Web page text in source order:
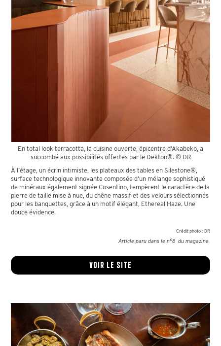
En total look terracotta, la cuisine ouverte, épicentre d’Akabeko, a
succombé aux possibilités offertes par le Dekton®. © DR
À l’étage, un écrin intimiste, les plateaux des tables en Silestone®,
surface technologique innovante composée d’un mélange sophistiqué
de minéraux également signée Cosentino, tempèrent le caractère de la
pierre de taille mise à nue, du chêne massif et des velours sélectionnés
pour les banquettes, grâce à un motif élégant, Ethereal Haze. Une
douce évidence.
Crédit photo : DR
Article paru dans le n°8 du magazine.
Voir le site